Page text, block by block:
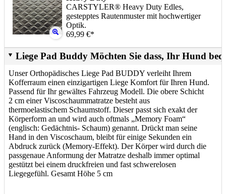
CARSTYLER® Heavy Duty Edles,
gestepptes Rautenmuster mit hochwertiger
Optik.
69,99 €*
Liege Pad Buddy Möchten Sie dass, Ihr Hund
Unser Orthopädisches Liege Pad BUDDY verleiht Ihrem
Kofferraum einen einzigartigen Liege Komfort für Ihren Hund.
Passend für Ihr gewältes Fahrzeug Modell. Die obere Schicht
2 cm einer Viscoschaummatratze besteht aus
thermoelastischem Schaumstoff. Dieser passt sich exakt der
Körperform an und wird auch oftmals „Memory Foam“
(englisch: Gedächtnis- Schaum) genannt. Drückt man seine
Hand in den Viscoschaum, bleibt für einige Sekunden ein
Abdruck zurück (Memory-Effekt). Der Körper wird durch die
passgenaue Anformung der Matratze deshalb immer optimal
gestützt bei einem druckfreien und fast schwerelosen
Liegegefühl. Gesamt Höhe 5 cm